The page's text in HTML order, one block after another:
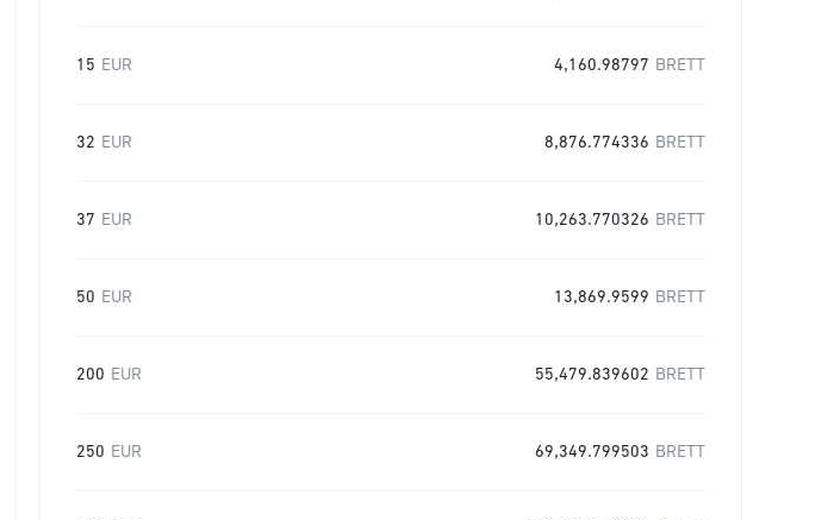
15 EUR 4,160.98797 BRETT
32 EUR 8,876.774336 BRETT
37 EUR 10,263.770326 BRETT
50 EUR 13,869.9599 BRETT
200 EUR 55,479.839602 BRETT
250 EUR 69,349.799503 BRETT